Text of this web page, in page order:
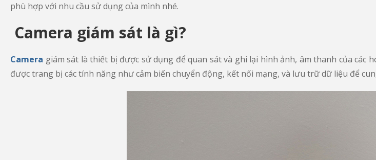
phù hợp với nhu cầu sử dụng của mình nhé.
Camera giám sát là gì?
Camera giám sát là thiết bị được sử dụng để quan sát và ghi lại hình ảnh, âm thanh của
được trang bị các tính năng như cảm biến chuyển động, kết nối mạng, và lưu trữ dữ liệu để